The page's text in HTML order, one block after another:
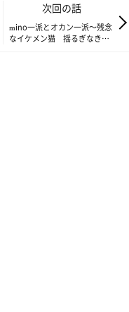
リスト……のはず。
次回の話
mino一派とオカン一派～残念
なイケメン猫 揺るぎなきセ